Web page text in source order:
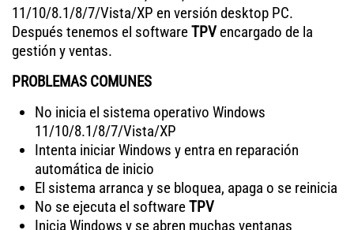
11/10/8.1/8/7/Vista/XP en versión desktop PC.
Después tenemos el softwareTPV encargado de la
gestión y ventas.
PROBLEMAS COMUNES
No inicia el sistema operativo Windows
11/10/8.1/8/7/Vista/XP
Intenta iniciar Windows y entra en reparación
automática de inicio
El sistema arranca y se bloquea, apaga o se reinicia
No se ejecuta el softwareTPV
Inicia Windows y se abren muchas ventanas